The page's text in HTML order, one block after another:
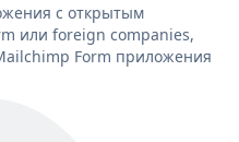
с открытым
или foreign companies,
Form приложения